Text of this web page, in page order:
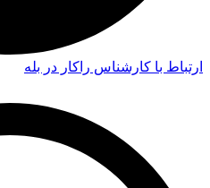
ارتباط با کارشناس راکار در بله